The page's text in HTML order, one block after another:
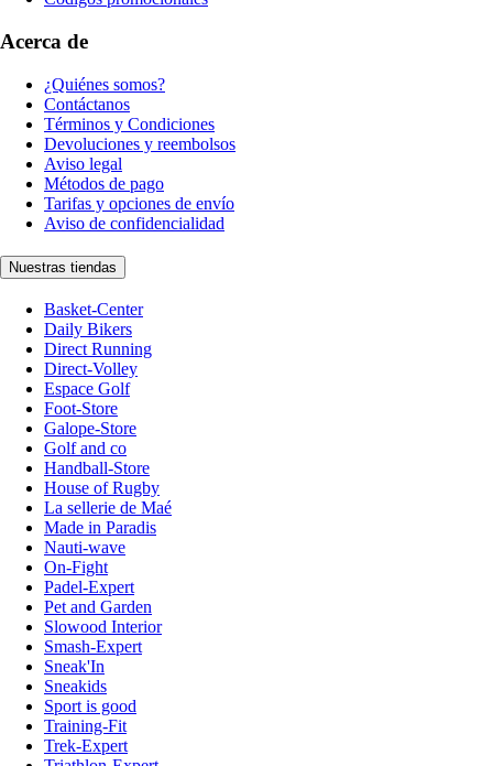
Acerca de
¿Quiénes somos?
Contáctanos
Términos y Condiciones
Devoluciones y reembolsos
Aviso legal
Métodos de pago
Tarifas y opciones de envío
Aviso de confidencialidad
Nuestras tiendas
Basket-Center
Daily Bikers
Direct Running
Direct-Volley
Espace Golf
Foot-Store
Galope-Store
Golf and co
Handball-Store
House of Rugby
La sellerie de Maé
Made in Paradis
Nauti-wave
On-Fight
Padel-Expert
Pet and Garden
Slowood Interior
Smash-Expert
Sneak'In
Sneakids
Sport is good
Training-Fit
Trek-Expert